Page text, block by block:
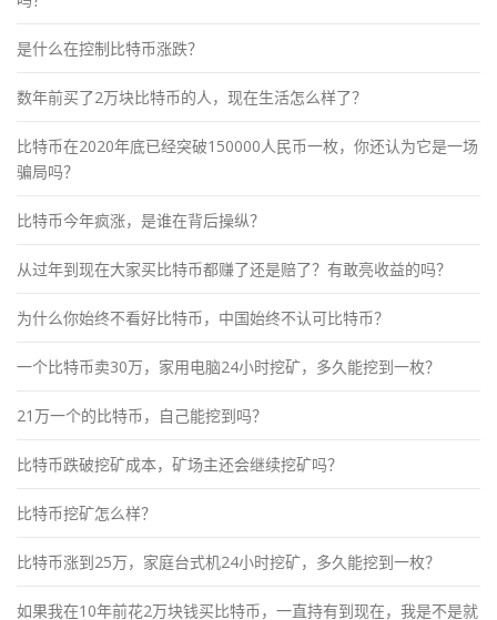
是什么在控制比特币涨跌？
数年前买了2万块比特币的人，现在生活怎么样了？
比特币在2020年底已经突破150000人民币一枚，你还认为它是一场
骗局吗？
比特币今年疯涨，是谁在背后操纵？
从过年到现在大家买比特币都赚了还是赔了？有敢亮收益的吗？
为什么你始终不看好比特币，中国始终不认可比特币？
一个比特币卖30万，家用电脑24小时挖矿，多久能挖到一枚？
21万一个的比特币，自己能挖到吗？
比特币跌破挖矿成本，矿场主还会继续挖矿吗？
比特币挖矿怎么样？
比特币涨到25万，家庭台式机24小时挖矿，多久能挖到一枚？
如果我在10年前花2万块钱买比特币，一直持有到现在，我是不是就